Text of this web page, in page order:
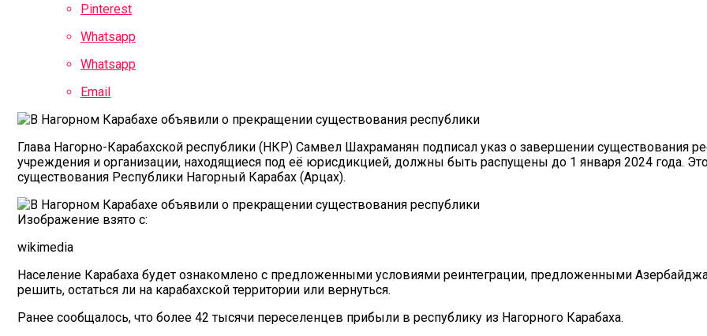
Pinterest
Whatsapp
Whatsapp
Email
Глава Нагорно-Карабахской республики (НКР) Самвел Шахраманян подписал указ о завершении существования
учреждения и организации, находящиеся под её юрисдикцией, должны быть распущены до 1 января 2024 года.
существования Республики Нагорный Карабах (Арцах).
Изображение взято с:
wikimedia
Население Карабаха будет ознакомлено с предложенными условиями реинтеграции, предложенными
решить, остаться ли на карабахской территории или вернуться.
Ранее сообщалось, что более 42 тысячи переселенцев прибыли в республику из Нагорного Карабаха.